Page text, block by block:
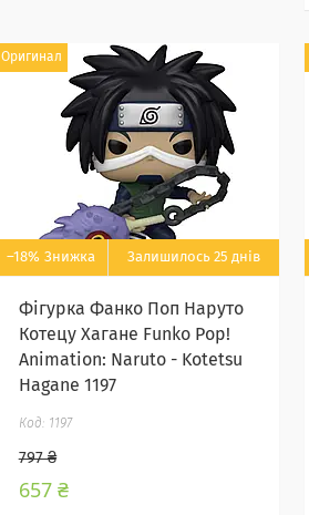
Оригинал
–18% Залишилось 25 днів
Фігурка Фанко Поп Наруто
Котецу Хагане Funko Pop!
Animation: Naruto - Kotetsu
Hagane 1197
1197
797 ₴
657 ₴